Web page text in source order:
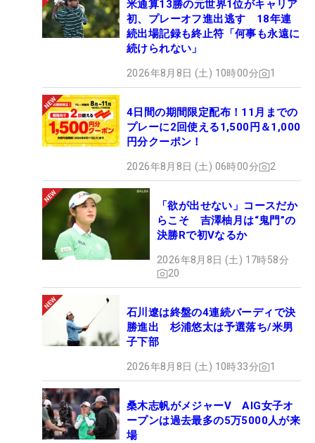
米通算13勝の元世界1位がキャリア
初、プレーオフ進出逃す 18年連
続出場記録も終止符「何事も永遠に
続けられない」
2026年8月8日 (土) 10時00分 1
4日間の期間限定配布！11月までの
プレーに2回使える1,500円＆1,000
円分クーポン！
2026年8月8日 (土) 06時00分 2
「欲が出せない」コースだか
らこそ 吉澤柚月は“鬼門”の
決勝Rで初Vなるか
2026年8月8日 (土) 17時58分
20
石川遼は終盤の4連続バーディで決
勝進出 杉浦悠太は予選落ち/米男
子下部
2026年8月8日 (土) 10時33分 1
桑木志帆がメジャーV AIG女子オ
ープンは過去最多の5万5000人が来
場